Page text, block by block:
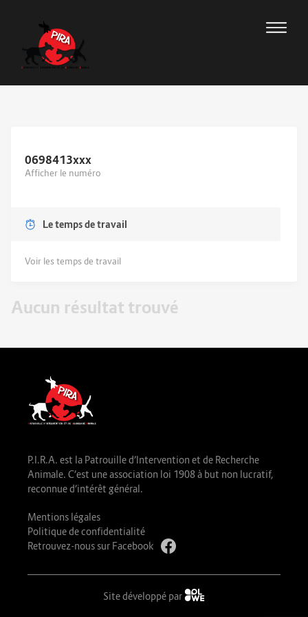
0698413xxx
Afficher le numéro
Le temps de travail
Voir les temps de travail
Aucun résultat trouvé
P.I.R.A. est la Patrouille d’Intervention et de Recherche
Animale. C’est une association loi 1908 à but non lucratif,
reconnue d’intérêt général.
Mentions légales
Politique de confidentialité
Retrouvez-nous sur Facebook
Site développé par